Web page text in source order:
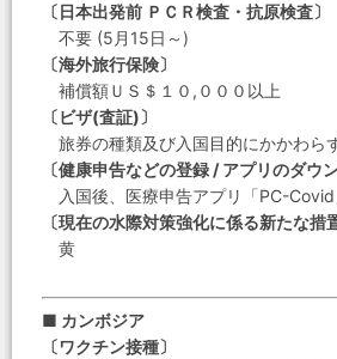
〔日本出発前 ＰＣＲ検査・抗原検査〕
不要 (5月15日～)
〔海外旅行保険〕
補償額ＵＳ＄１０,０００以上
〔ビザ(査証)〕
旅券の種類及び入国目的にかかわら
〔健康申告などの登録 / アプリのダウ
入国後、医療申告アプリ「PC-
〔現在の水際対策強化に係る新たな
黄
■ カンボジア
〔ワクチン接種〕